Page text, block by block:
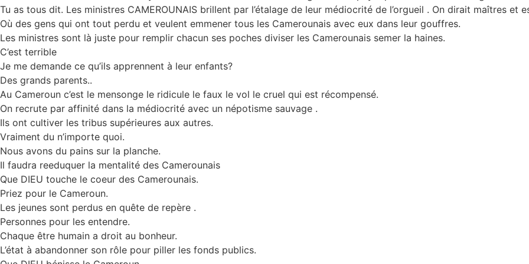
Tu as tous dit. Les ministres CAMEROUNAIS brillent par l’étalage de leur médiocrité de l’orgueil . On dirait maîtres et
Où des gens qui ont tout perdu et veulent emmener tous les Camerounais avec eux dans leur gouffres.
Les ministres sont là juste pour remplir chacun ses poches diviser les Camerounais semer la haines.
C’est terrible
Je me demande ce qu’ils apprennent à leur enfants?
Des grands parents..
Au Cameroun c’est le mensonge le ridicule le faux le vol le cruel qui est récompensé.
On recrute par affinité dans la médiocrité avec un népotisme sauvage .
Ils ont cultiver les tribus supérieures aux autres.
Vraiment du n’importe quoi.
Nous avons du pains sur la planche.
Il faudra reeduquer la mentalité des Camerounais
Que DIEU touche le coeur des Camerounais.
Priez pour le Cameroun.
Les jeunes sont perdus en quête de repère .
Personnes pour les entendre.
Chaque être humain a droit au bonheur.
L’état à abandonner son rôle pour piller les fonds publics.